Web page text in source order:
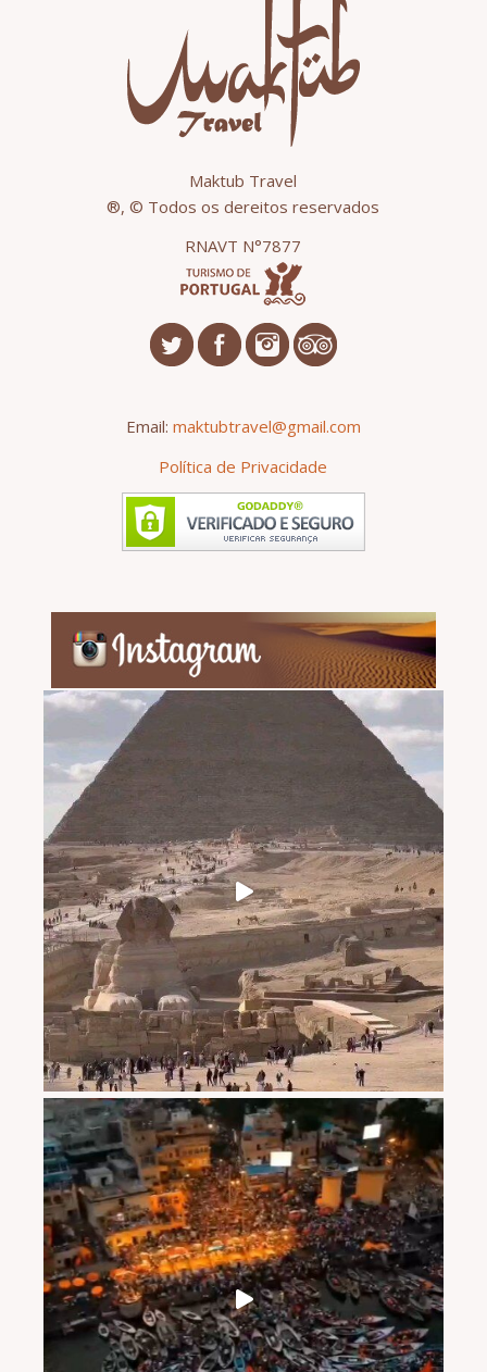
Maktub Travel
®, © Todos os dereitos reservados
RNAVT N°7877
Email: maktubtravel@gmail.com
Política de Privacidade